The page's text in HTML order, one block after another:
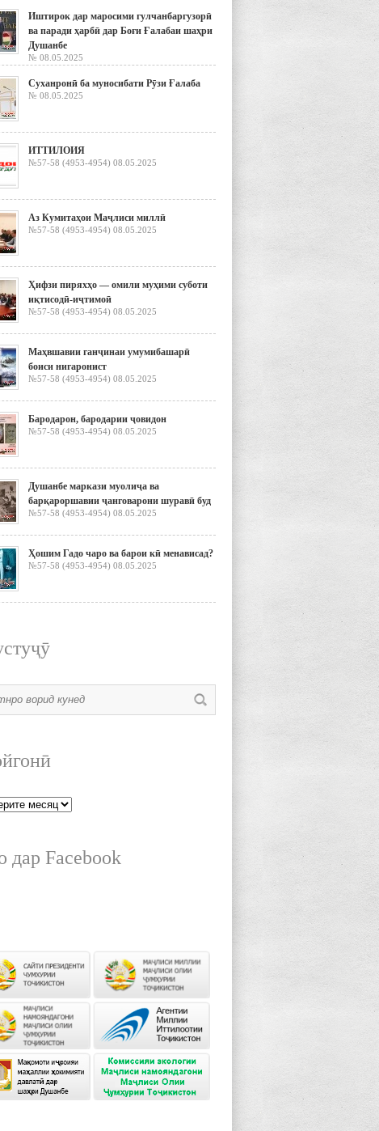
Иштирок дар маросими гулчанбаргузорӣ
ва паради ҳарбӣ дар Боғи Ғалабаи шаҳри
Душанбе
№ 08.05.2025
Суханронӣ ба муносибати Рӯзи Ғалаба
№ 08.05.2025
ИТТИЛОИЯ
№57-58 (4953-4954) 08.05.2025
Аз Кумитаҳои Маҷлиси миллӣ
№57-58 (4953-4954) 08.05.2025
Ҳифзи пиряхҳо — омили муҳими суботи
иқтисодӣ-иҷтимоӣ
№57-58 (4953-4954) 08.05.2025
Маҳвшавии ганҷинаи умумибашарӣ
боиси нигаронист
№57-58 (4953-4954) 08.05.2025
Бародарон, бародарии ҷовидон
№57-58 (4953-4954) 08.05.2025
Душанбе маркази муолиҷа ва
барқароршавии ҷанговарони шуравӣ буд
№57-58 (4953-4954) 08.05.2025
Ҳошим Гадо чаро ва барои кӣ менависад?
№57-58 (4953-4954) 08.05.2025
дар Facebook